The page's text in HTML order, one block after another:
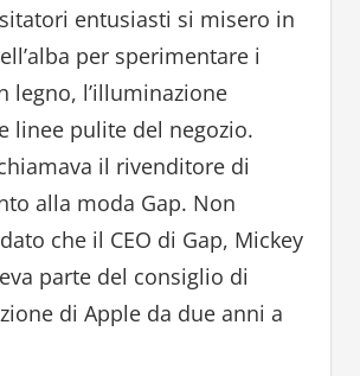
entusiasti si misero in
per sperimentare i
legno, l’illuminazione
linee pulite del negozio.
il rivenditore di
alla moda Gap. Non
che il CEO di Gap, Mickey
parte del consiglio di
di Apple da due anni a